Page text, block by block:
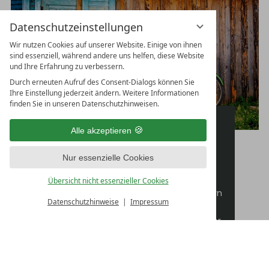
Datenschutzeinstellungen
Wir nutzen Cookies auf unserer Website. Einige von ihnen
sind essenziell, während andere uns helfen, diese Website
und Ihre Erfahrung zu verbessern.
Durch erneuten Aufruf des Consent-Dialogs können Sie
Ihre Einstellung jederzeit ändern. Weitere Informationen
finden Sie in unseren Datenschutzhinweisen.
Alle akzeptieren
Nur essenzielle Cookies
Übersicht nicht essenzieller Cookies
Datenschutzhinweise Impressum
RADELN, WO DER SCHWARZWALD ATMET
GUTES GEFÜHL AUF
ZWEI RÄDERN
Wer in der Zuflucht aufs Rad steigt, spürt
schnell: Hier geht’s nicht um Kilometer, sondern
ums Erleben. Die Region rund ums Hotel bietet
abwechslungsreiche Strecken für Genussradler,